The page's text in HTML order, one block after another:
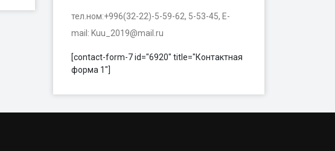
тел.ном:+996(32-22)-5-59-62, 5-53-45, E-
mail: Kuu_2019@mail.ru
[contact-form-7 id="6920" title="Контактная
форма 1"]